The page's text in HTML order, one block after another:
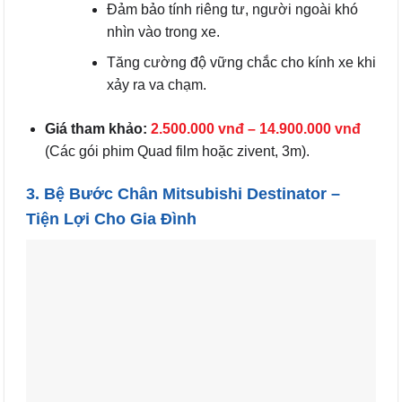
Đảm bảo tính riêng tư, người ngoài khó
nhìn vào trong xe.
Tăng cường độ vững chắc cho kính xe khi
xảy ra va chạm.
Giá tham khảo: 2.500.000 vnđ – 14.900.000 vnđ
(Các gói phim Quad film hoặc zivent, 3m).
3. Bệ Bước Chân Mitsubishi Destinator –
Tiện Lợi Cho Gia Đình